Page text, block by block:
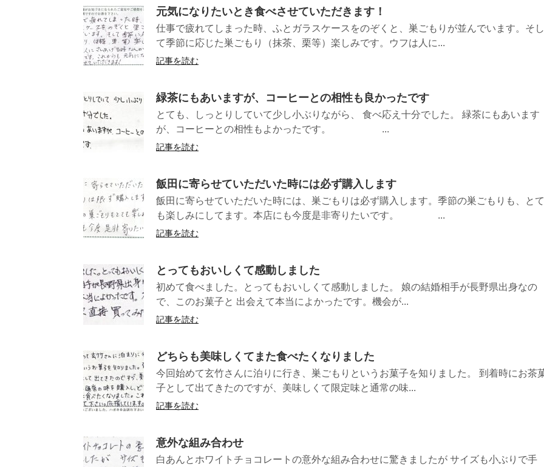
元気になりたいとき食べさせていただきます！
仕事で疲れてしまった時、ふとガラスケースをのぞくと、巣ごもりが並んでいます。そし
て季節に応じた巣ごもり（抹茶、栗等）楽しみです。ウフは人に...
記事を読む
緑茶にもあいますが、コーヒーとの相性も良かったです
とても、しっとりしていて少し小ぶりながら、 食べ応え十分でした。 緑茶にもあいます
が、コーヒーとの相性もよかったです。 ...
記事を読む
飯田に寄らせていただいた時には必ず購入します
飯田に寄らせていただいた時には、巣ごもりは必ず購入します。季節の巣ごもりも、とて
も楽しみにしてます。本店にも今度是非寄りたいです。 ...
記事を読む
とってもおいしくて感動しました
初めて食べました。とってもおいしくて感動しました。 娘の結婚相手が長野県出身なの
で、このお菓子と 出会えて本当によかったです。機会が...
記事を読む
どちらも美味しくてまた食べたくなりました
今回始めて玄竹さんに泊りに行き、巣ごもりというお菓子を知りました。 到着時にお茶
子として出てきたのですが、美味しくて限定味と通常の味...
記事を読む
意外な組み合わせ
白あんとホワイトチョコレートの意外な組み合わせに驚きましたが サイズも小ぶりで手